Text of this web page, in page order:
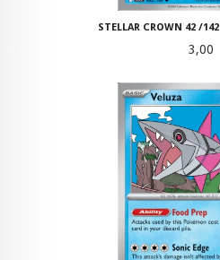
STELLAR CROWN 42 /
Pris
3,00